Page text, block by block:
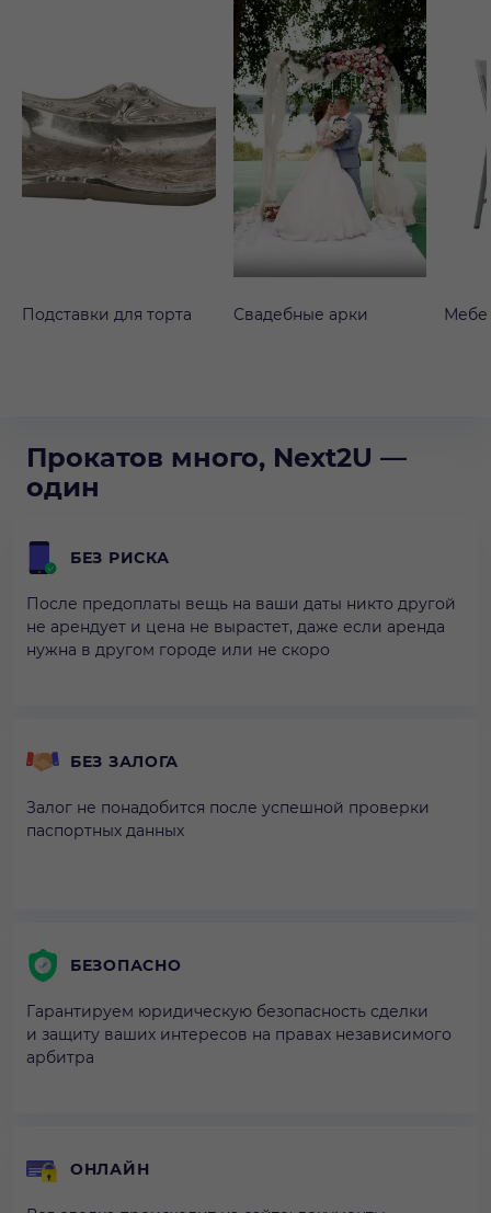
Подставки для торта Свадебные арки
Прокатов много, Next2U —
один
БЕЗ РИСКА
После предоплаты вещь на ваши даты никто другой
не арендует и цена не вырастет, даже если аренда
нужна в другом городе или не скоро
БЕЗ ЗАЛОГА
Залог не понадобится после успешной проверки
паспортных данных
БЕЗОПАСНО
Гарантируем юридическую безопасность сделки
и защиту ваших интересов на правах независимого
арбитра
ОНЛАЙН